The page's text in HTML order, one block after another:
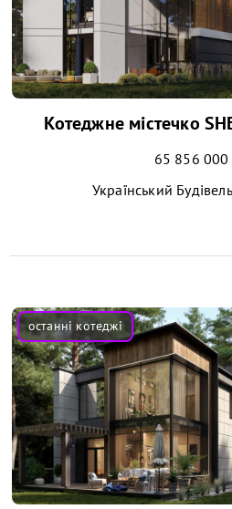
Котеджне містечко
65 856 000
Український